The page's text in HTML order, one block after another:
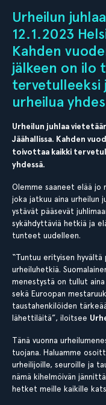
Urheilun
12.1.2023
Kahden
jälkeen on ilo
tervetulleeksi
urheilua
Urheilun juhlaa
Jäähallissa. Kahden
toivottaa kaikki
yhdessä.
Olemme saaneet elää jo
joka jatkuu aina urheilun
ystävät pääsevät
sykähdyttäviä hetkiä ja
tunteet uudelleen.
“Tuntuu erityisen hyvältä
urheiluhetkiä.
menestystä on tullut aina
sekä Euroopan
taustahenkilöiden
lähettiläitä”, iloitsee
Tänä vuonna
tuojana. Haluamme
urheilijoille, seuroille ja
nämä kihelmöivän
hetket meille kaikille